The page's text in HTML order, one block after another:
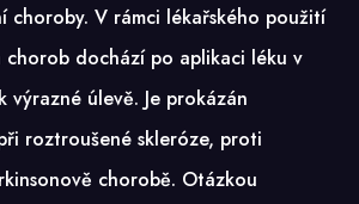
choroby. V rámci lékařského použití
chorob dochází po aplikaci léku v
úlevě. Je prokázán
roztroušené skleróze, proti
chorobě. Otázkou